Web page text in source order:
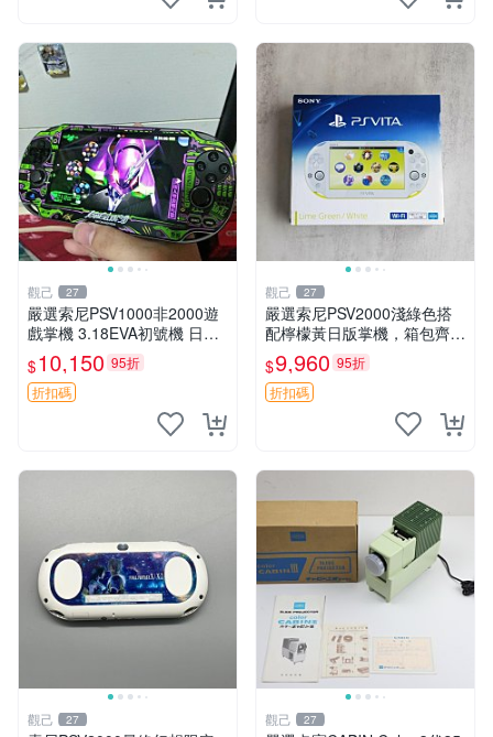
觀己 27
嚴選索尼PSV1000非2000遊
戲掌機 3.18EVA初號機 日版
實物 無點無線無老化 自用清
倉 EVA 初號機 PSV1000
$10,150 95折
折扣碼
觀己 27
嚴選索尼PSV2000淺綠色搭
配檸檬黃日版掌機，箱包齊備
嚴選推薦 PSV2000 遊戲機 手
遊掌上型 軟件下載
$9,960 95折
折扣碼
觀己 27 觀己 27